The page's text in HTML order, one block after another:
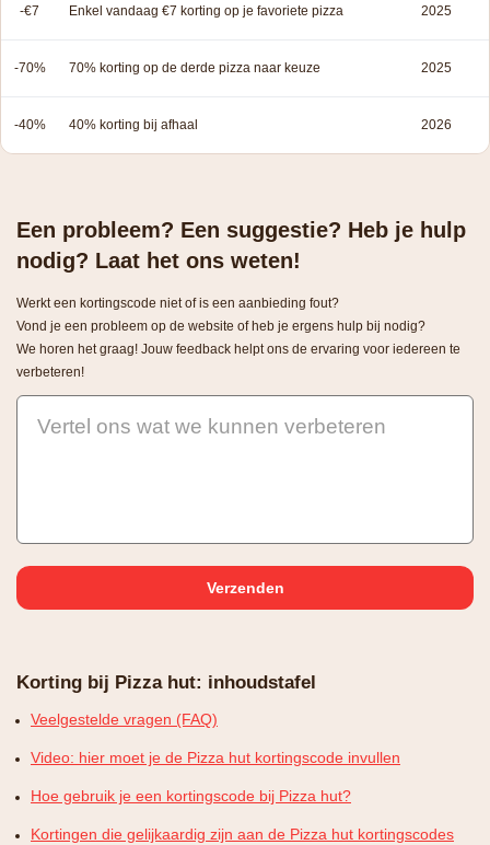
-€7 Enkel vandaag €7 korting op je favoriete pizza 2025
-70% 70% korting op de derde pizza naar keuze 2025
-40% 40% korting bij afhaal 2026
Een probleem? Een suggestie? Heb je hulp
nodig? Laat het ons weten!
Werkt een kortingscode niet of is een aanbieding fout?
Vond je een probleem op de website of heb je ergens hulp bij nodig?
We horen het graag! Jouw feedback helpt ons de ervaring voor iedereen te
verbeteren!
Vertel ons wat we kunnen verbeteren
Korting bij Pizza hut: inhoudstafel
Veelgestelde vragen (FAQ)
Video: hier moet je de Pizza hut kortingscode invullen
Hoe gebruik je een kortingscode bij Pizza hut?
Kortingen die gelijkaardig zijn aan de Pizza hut kortingscodes